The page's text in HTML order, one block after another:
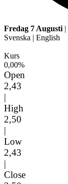
Fredag 7 Augusti |
Svenska | English
Kurs
0,00%
Open
2,43
|
High
2,50
|
Low
2,43
|
Close